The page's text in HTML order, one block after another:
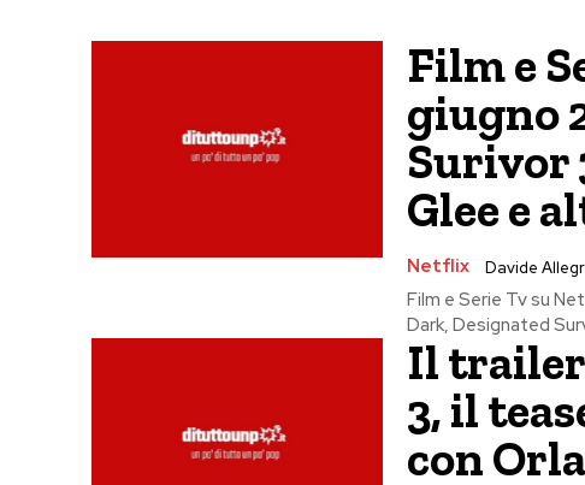
Film e
giugno
Surivor
Glee e
Netflix Davide
Film e Serie Tv su
Dark, Designated
Il trailer
3, il
con